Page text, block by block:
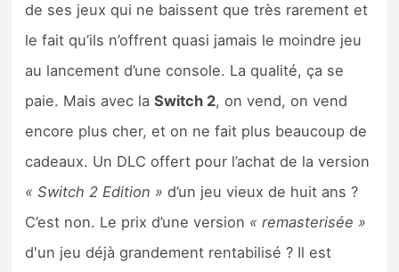
de ses jeux qui ne baissent que très rarement et
le fait qu’ils n’offrent quasi jamais le moindre jeu
au lancement d’une console. La qualité, ça se
paie. Mais avec laSwitch 2, on vend, on vend
encore plus cher, et on ne fait plus beaucoup de
cadeaux. Un DLC offert pour l’achat de la version
« Switch 2 Edition » d’un jeu vieux de huit ans ?
C’est non. Le prix d’une version « remasterisée »
d'un jeu déjà grandement rentabilisé ? Il est